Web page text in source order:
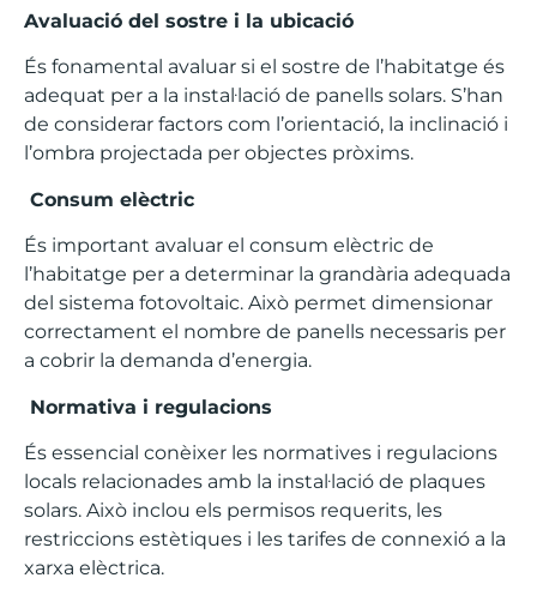
Avaluació del sostre i la ubicació
És fonamental avaluar si el sostre de l’habitatge és
adequat per a la instal·lació de panells solars. S’han
de considerar factors com l’orientació, la inclinació i
l’ombra projectada per objectes pròxims.
Consum elèctric
És important avaluar el consum elèctric de
l’habitatge per a determinar la grandària adequada
del sistema fotovoltaic. Això permet dimensionar
correctament el nombre de panells necessaris per
a cobrir la demanda d’energia.
Normativa i regulacions
És essencial conèixer les normatives i regulacions
locals relacionades amb la instal·lació de plaques
solars. Això inclou els permisos requerits, les
restriccions estètiques i les tarifes de connexió a la
xarxa elèctrica.